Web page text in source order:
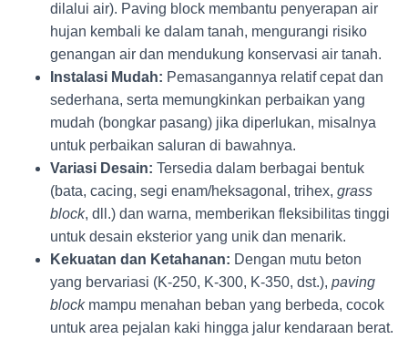
dilalui air). Paving block membantu penyerapan air
hujan kembali ke dalam tanah, mengurangi risiko
genangan air dan mendukung konservasi air tanah.
Instalasi Mudah: Pemasangannya relatif cepat dan
sederhana, serta memungkinkan perbaikan yang
mudah (bongkar pasang) jika diperlukan, misalnya
untuk perbaikan saluran di bawahnya.
Variasi Desain: Tersedia dalam berbagai bentuk
(bata, cacing, segi enam/heksagonal, trihex, grass
block, dll.) dan warna, memberikan fleksibilitas tinggi
untuk desain eksterior yang unik dan menarik.
Kekuatan dan Ketahanan: Dengan mutu beton
yang bervariasi (K-250, K-300, K-350, dst.), paving
blockmampu menahan beban yang berbeda, cocok
untuk area pejalan kaki hingga jalur kendaraan berat.